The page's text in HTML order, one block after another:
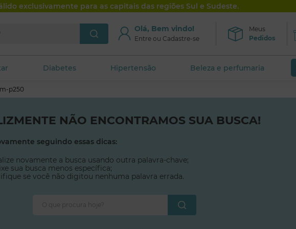
exclusivamente para as capitais das regiões Sul e Sudeste.
GlicoLev Club
Olá, Bem vindo!
Entre ou Cadastre-se
Meus
Pedidos
Diabetes Hipertensão Beleza e perfumaria
p250
NÃO ENCONTRAMOS SUA BUSCA!
seguindo essas dicas:
novamente a busca usando outra palavra-chave;
sua busca menos específica;
se você não digitou nenhuma palavra errada.